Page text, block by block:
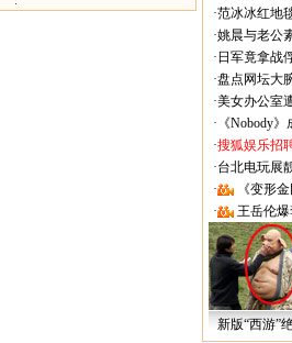
·范冰冰红地
·姚晨与老公
· 日军竟拿战
·盘点网坛大
·美女办公室
· 《Nobody
·搜狐娱乐招
·台北电玩展
·
《变形
·
王岳伦
新版“西游”